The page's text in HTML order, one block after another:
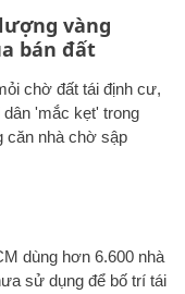
vàng
bán đất
chờ đất tái định cư,
'mắc kẹt' trong
căn nhà chờ sập
dùng hơn 6.600 nhà
sử dụng để bố trí tái